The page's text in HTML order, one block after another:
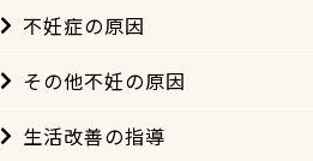
不妊症の原因
その他不妊の原因
生活改善の指導